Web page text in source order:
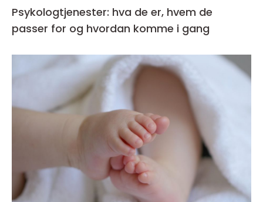
Psykologtjenester: hva de er, hvem de
passer for og hvordan komme i gang